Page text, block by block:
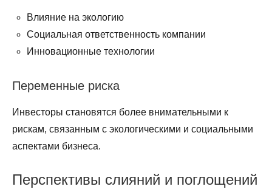
Влияние на экологию
Социальная ответственность компании
Инновационные технологии
Переменные риска
Инвесторы становятся более внимательными к
рискам, связанным с экологическими и социальными
аспектами бизнеса.
Перспективы слияний и поглощений